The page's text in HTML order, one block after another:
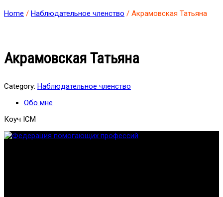
Home / Наблюдательное членство / Акрамовская Татьяна
Акрамовская Татьяна
Category: Наблюдательное членство
Обо мне
Коуч ICM